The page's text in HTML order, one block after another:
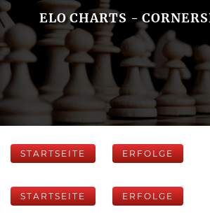
ELO CHARTS -
STARTSEITE ERFOLGE
STARTSEITE ERFOLGE